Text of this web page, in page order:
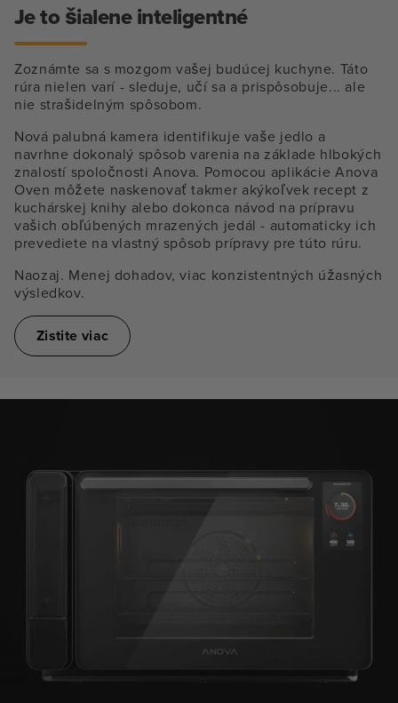
Je to šialene inteligentné
Zoznámte sa s mozgom vašej budúcej kuchyne. Táto
rúra nielen varí - sleduje, učí sa a prispôsobuje... ale
nie strašidelným spôsobom.
Nová palubná kamera identifikuje vaše jedlo a
navrhne dokonalý spôsob varenia na základe hlbokých
znalostí spoločnosti Anova. Pomocou aplikácie Anova
Oven môžete naskenovať takmer akýkoľvek recept z
kuchárskej knihy alebo dokonca návod na prípravu
vašich obľúbených mrazených jedál - automaticky ich
prevediete na vlastný spôsob prípravy pre túto rúru.
Naozaj. Menej dohadov, viac konzistentných úžasných
výsledkov.
Zistite viac